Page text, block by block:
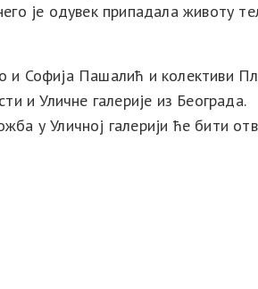
је одувек припадала животу
Софија Пашалић и колективи
и Уличне галерије из Београда.
у Уличној галерији ће бити